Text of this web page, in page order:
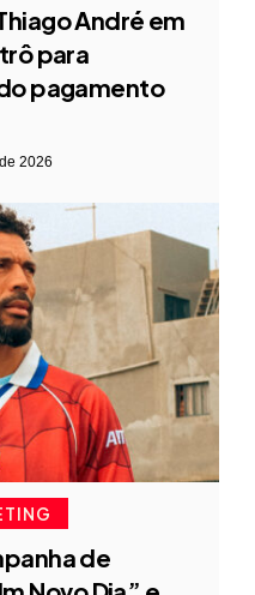
André em
para
pagamento
2026
de